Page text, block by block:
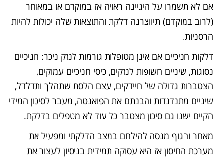
לא תשמרו על היגיינה ראויה אז במוקדם או במאוחר
במוקדם) תיווצרנה דלקת והתוצאות שלה יכולות להיות
חניכיים אם אינן מטופלות גורמות לנזק ניכר: חניכיים
שיניים חשופות לנזקים, כיסי חניכיים עמוקים,
גדולה של חיידקים, עצם הלסת שתהלך ותדלדל,
מתנדנדות והבנתם את הפואנטה, מעבר לסיכון המידי
ישנו גם סיכון מצטבר כל עוד לא מטפלים בדלקת.
והגוף מנסה להילחם במצב הדלקתי ומפעיל את
החיסון אז היא עסוקה תמידית בניסיון לעצור את